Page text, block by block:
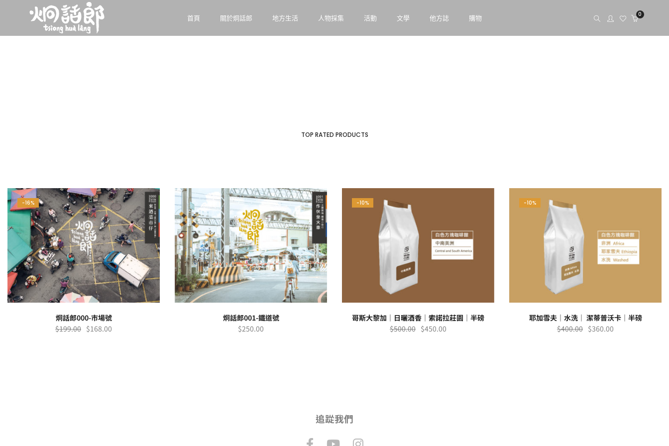
首頁 關於炯話郎 地方生活 人物採集 活動 文學 他方誌 購物 0
TOP RATED PRODUCTS
-16%
炯話郎000-市場號
$199.00 $168.00
炯話郎001-鐵道號
$250.00
-10%
哥斯大黎加｜日曬酒香｜索諾拉莊園｜半磅
$500.00 $450.00
-10%
耶加雪夫｜水洗｜ 潔蒂普沃卡｜半磅
$400.00 $360.00
追踨我們